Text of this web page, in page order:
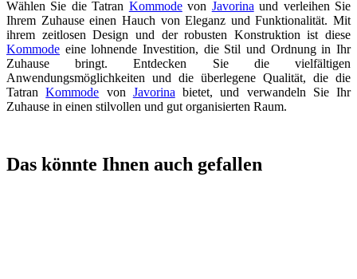
Wählen Sie die Tatran Kommodevon Javorina und verleihen Sie
Ihrem Zuhause einen Hauch von Eleganz und Funktionalität. Mit
ihrem zeitlosen Design und der robusten Konstruktion ist diese
Kommode eine lohnende Investition, die Stil und Ordnung in Ihr
Zuhause bringt. Entdecken Sie die vielfältigen
Anwendungsmöglichkeiten und die überlegene Qualität, die die
TatranKommode von Javorina bietet, und verwandeln Sie Ihr
Zuhause in einen stilvollen und gut organisierten Raum.
Das könnte Ihnen auch gefallen